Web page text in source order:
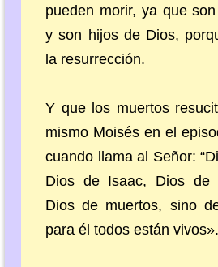
pueden morir, ya que
y son hijos de Dios,
la resurrección.
Y que los muertos
mismo Moisés en el
cuando llama al Señor:
Dios de Isaac, Dios de
Dios de muertos, sino
para él todos están vivos».